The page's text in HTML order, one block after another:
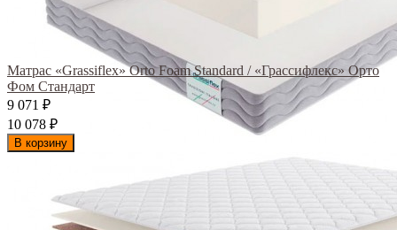
Матрас «Grassiflex» Orto Foam Standard / «Грассифлекс» Орто
Фом Стандарт
9 071
₽
10 078 ₽
В корзину